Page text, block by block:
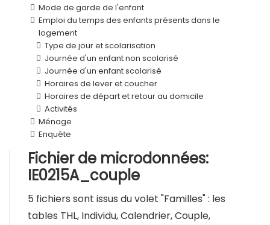
Mode de garde de l'enfant
Emploi du temps des enfants présents dans le
logement
Type de jour et scolarisation
Journée d'un enfant non scolarisé
Journée d'un enfant scolarisé
Horaires de lever et coucher
Horaires de départ et retour au domicile
Activités
Ménage
Enquête
Fichier de microdonnées:
IE0215A_couple
5 fichiers sont issus du volet "Familles" : les
tables THL, Individu, Calendrier, Couple,